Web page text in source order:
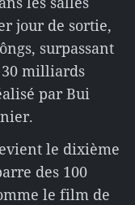
jour de sortie,
surpassant
milliards
par Bui
le dixième
des 100
le film de